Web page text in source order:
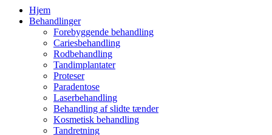
Hjem
Behandlinger
Forebyggende behandling
Cariesbehandling
Rodbehandling
Tandimplantater
Proteser
Paradentose
Laserbehandling
Behandling af slidte tænder
Kosmetisk behandling
Tandretning